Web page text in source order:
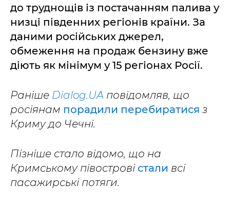
до труднощів із постачанням палива у
низці південних регіонів країни. За
даними російських джерел,
обмеження на продаж бензину вже
діють як мінімум у 15 регіонах Росії.
Раніше Dialog.UA повідомляв, що
росіянам порадили перебиратися з
Криму до Чечні.
Пізніше стало відомо, що на
Кримському півострові стали всі
пасажирські потяги.